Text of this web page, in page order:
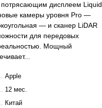
дисплеем Liquid
камеры уровня Pro —
— и сканер LiDAR
для передовых
Мощный
Apple
12 мес.
Китай